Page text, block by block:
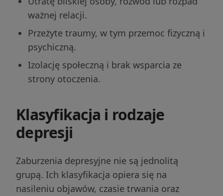
ważnej relacji.
Przeżyte traumy, w tym przemoc fizyczną i
psychiczną.
Izolację społeczną i brak wsparcia ze
strony otoczenia.
Klasyfikacja i rodzaje
depresji
Zaburzenia depresyjne nie są jednolitą
grupą. Ich klasyfikacja opiera się na
nasileniu objawów, czasie trwania oraz